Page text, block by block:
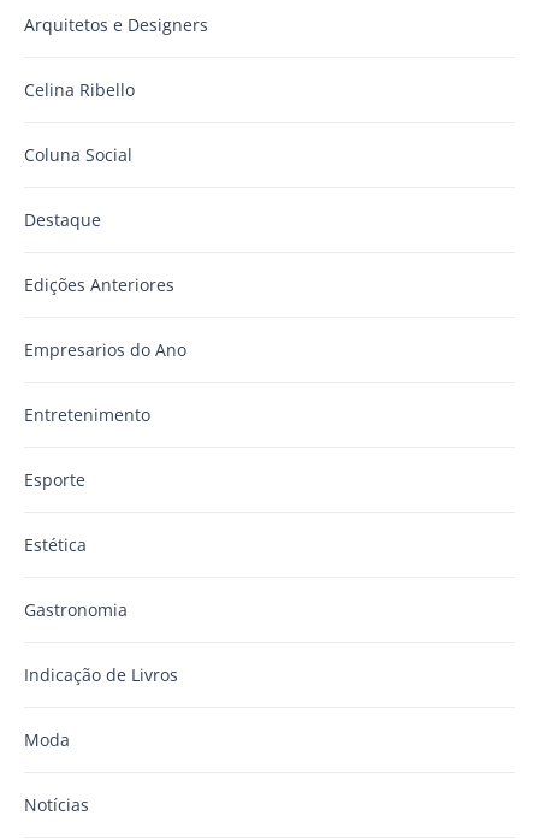
Arquitetos e Designers
Celina Ribello
Coluna Social
Destaque
Edições Anteriores
Empresarios do Ano
Entretenimento
Esporte
Estética
Gastronomia
Indicação de Livros
Moda
Notícias